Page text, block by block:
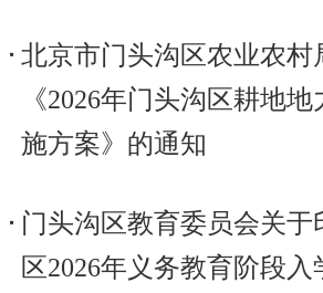
北京市门头沟区农业农村
《2026年门头沟区耕地
施方案》的通知
门头沟区教育委员会关于
区2026年义务教育阶段